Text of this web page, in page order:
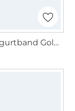
Taschengurtband Goldfäden 40mm, malve